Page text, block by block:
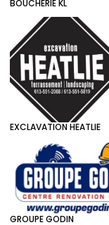
BOUCHERIE KL
EXCLAVATION HEATLIE
GROUPE GODIN